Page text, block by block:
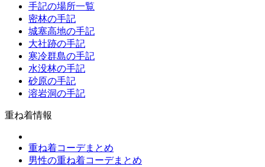
手記の場所一覧
密林の手記
城塞高地の手記
大社跡の手記
寒冷群島の手記
水没林の手記
砂原の手記
溶岩洞の手記
重ね着情報
重ね着コーデまとめ
男性の重ね着コーデまとめ